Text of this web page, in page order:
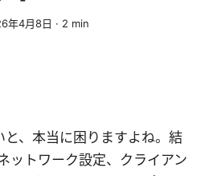
年4月8日 · 2 min
、本当に困りますよね。結
ットワーク設定、クライアン